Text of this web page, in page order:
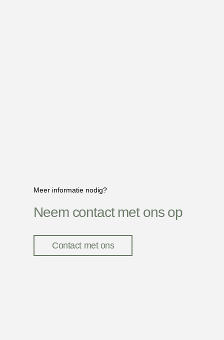
Meer informatie nodig?
Neem contact met ons op
Contact met ons